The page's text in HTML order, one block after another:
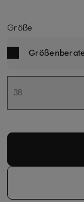
Größe
38